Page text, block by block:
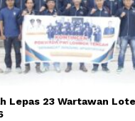
Lepas 23 Wartawan